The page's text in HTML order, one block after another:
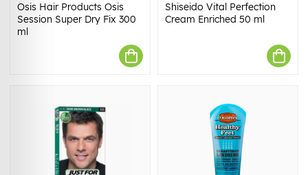
Osis Hair Products Osis
Session Super Dry Fix 300
ml
Shiseido Vital Perfection
Cream Enriched 50 ml